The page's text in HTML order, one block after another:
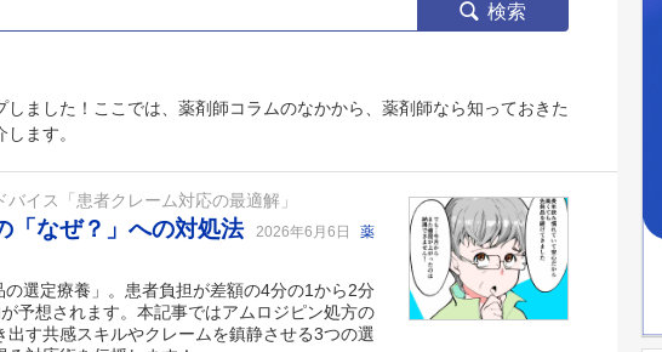
検索
ました！ここでは、薬剤師コラムのなかから、薬剤師なら知っておきた
ます。
イス「患者クレーム対応の最適解」
「なぜ？」への対処法 2026年6月6日
薬
選定療養」。患者負担が差額の4分の1から2分
予想されます。本記事ではアムロジピン処方の
す共感スキルやクレームを鎮静させる3つの選